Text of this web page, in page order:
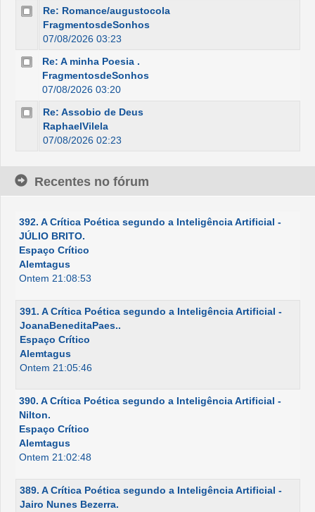
Re: Romance/augustocola
FragmentosdeSonhos
07/08/2026 03:23
Re: A minha Poesia .
FragmentosdeSonhos
07/08/2026 03:20
Re: Assobio de Deus
RaphaelVilela
07/08/2026 02:23
Recentes no fórum
392. A Crítica Poética segundo a Inteligência Artificial -
JÚLIO BRITO.
Espaço Crítico
Alemtagus
Ontem 21:08:53
391. A Crítica Poética segundo a Inteligência Artificial -
JoanaBeneditaPaes..
Espaço Crítico
Alemtagus
Ontem 21:05:46
390. A Crítica Poética segundo a Inteligência Artificial -
Nilton.
Espaço Crítico
Alemtagus
Ontem 21:02:48
389. A Crítica Poética segundo a Inteligência Artificial -
Jairo Nunes Bezerra.